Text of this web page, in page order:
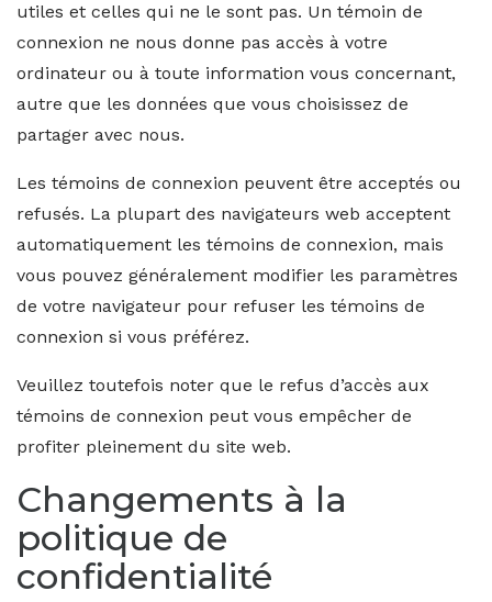
utiles et celles qui ne le sont pas. Un témoin de
connexion ne nous donne pas accès à votre
ordinateur ou à toute information vous concernant,
autre que les données que vous choisissez de
partager avec nous.
Les témoins de connexion peuvent être acceptés ou
refusés. La plupart des navigateurs web acceptent
automatiquement les témoins de connexion, mais
vous pouvez généralement modifier les paramètres
de votre navigateur pour refuser les témoins de
connexion si vous préférez.
Veuillez toutefois noter que le refus d’accès aux
témoins de connexion peut vous empêcher de
profiter pleinement du site web.
Changements à la
politique de
confidentialité